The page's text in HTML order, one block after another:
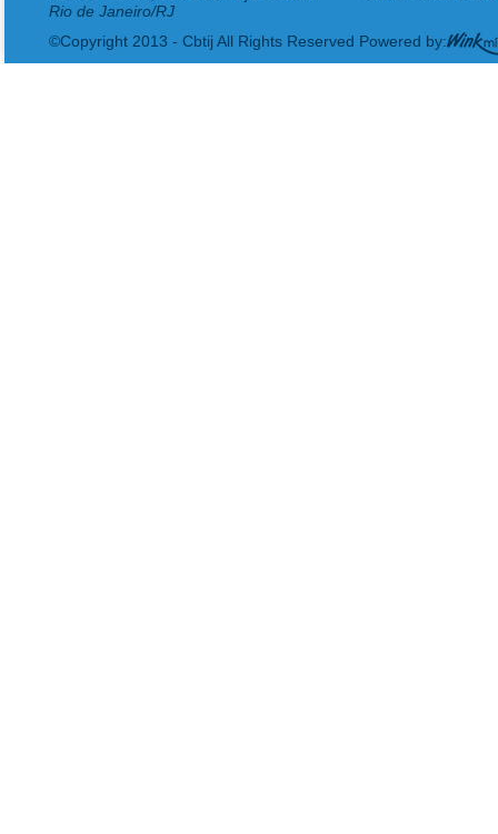
Rio de Janeiro/RJ
©Copyright 2013 - Cbtij All Rights Reserved Powered by: